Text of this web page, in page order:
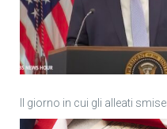
Il giorno in cui gli alleati